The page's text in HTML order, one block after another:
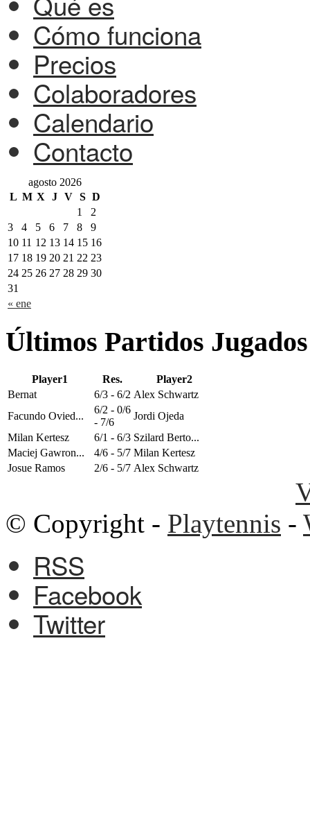
Cómo funciona
Precios
Colaboradores
Calendario
Contacto
agosto 2026
L M X J V S D
« ene
1
2
3
4 5 6 7 8
9
10 11 12 13 14 15 16
17 18 19 20 21 22 23
24 25 26 27 28 29 30
31
Últimos Partidos Jugados
Player1 Res.
Player2
Bernat
6/3 - 6/2 Alex Schwartz
Facundo Ovied...
6/2 - 0/6
- 7/6
Jordi Ojeda
Milan Kertesz
6/1 - 6/3 Szilard Berto...
Maciej Gawron...
4/6 - 5/7 Milan Kertesz
Josue Ramos
2/6 - 5/7 Alex Schwartz
© Copyright - Playtennis -
RSS
Facebook
Twitter